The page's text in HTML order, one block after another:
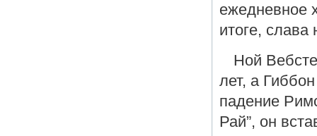
ежедневное
итоге, слава
Ной
лет, а
падение
Рай”, он